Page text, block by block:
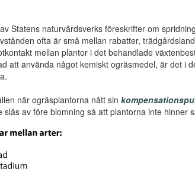
Statens naturvårdsverks föreskrifter om
ofta är små mellan rabatter,
mellan plantor i det behandlade
att använda något kemiskt ogräsmedel, är det i
när ogräsplantorna nått sin
av före blomning så att plantorna inte hinner